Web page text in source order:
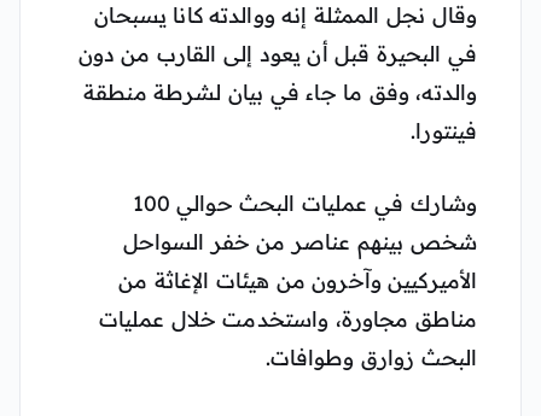
وقال نجل الممثلة إنه ووالدته كانا يسبحان
في البحيرة قبل أن يعود إلى القارب من دون
والدته، وفق ما جاء في بيان لشرطة منطقة
فينتورا.
وشارك في عمليات البحث حوالي 100
شخص بينهم عناصر من خفر السواحل
الأميركيين وآخرون من هيئات الإغاثة من
مناطق مجاورة، واستخدمت خلال عمليات
البحث زوارق وطوافات.